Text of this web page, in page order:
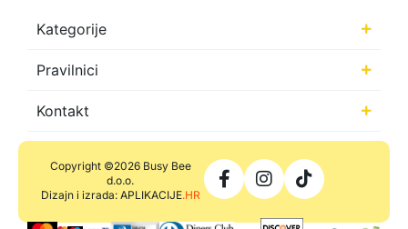
Kategorije
Pravilnici
Kontakt
Copyright ©2026 Busy Bee
d.o.o.
Dizajn i izrada: APLIKACIJE.HR